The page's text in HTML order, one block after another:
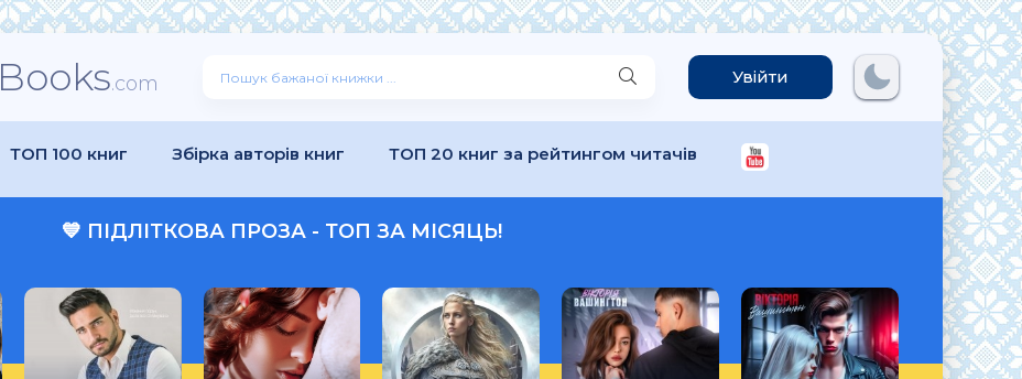
Books.com Увійти
ТОП 100 книг Збірка авторів книг ТОП 20 книг за рейтингом читачів
💙 ПІДЛІТКОВА ПРОЗА - ТОП ЗА МІСЯЦЬ!